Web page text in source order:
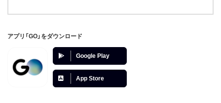
アプリ「GO」をダウンロード
Google Play
App Store